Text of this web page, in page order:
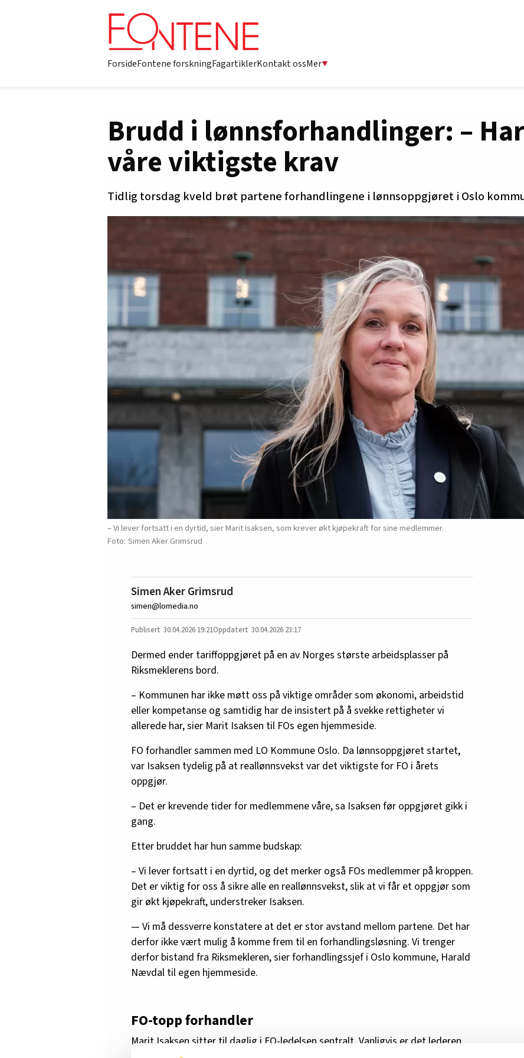
ForsideFontene forskningFagartiklerKontakt ossMer
Brudd i lønnsforhandlinger: –
våre viktigste krav
Tidlig torsdag kveld brøt partene forhandlingene i lønnsoppgjøret i Oslo
– Vi lever fortsatt i en dyrtid, sier Marit Isaksen, som krever økt kjøpekraft for sine medlemmer.
Simen Aker Grimsrud
Simen Aker Grimsrud
simen@lomedia.no
30.04.2026 19:21 30.04.2026 23:17
Dermed ender tariffoppgjøret på en av Norges største arbeidsplasser på
Riksmeklerens bord.
– Kommunen har ikke møtt oss på viktige områder som økonomi, arbeidstid
eller kompetanse og samtidig har de insistert på å svekke rettigheter vi
allerede har, sier Marit Isaksen til FOs egen hjemmeside.
FO forhandler sammen med LO Kommune Oslo. Da lønnsoppgjøret startet,
var Isaksen tydelig på at reallønnsvekst var det viktigste for FO i årets
oppgjør.
– Det er krevende tider for medlemmene våre, sa Isaksen før oppgjøret gikk i
gang.
Etter bruddet har hun samme budskap:
– Vi lever fortsatt i en dyrtid, og det merker også FOs medlemmer på kroppen.
Det er viktig for oss å sikre alle en reallønnsvekst, slik at vi får et oppgjør som
gir økt kjøpekraft, understreker Isaksen.
— Vi må dessverre konstatere at det er stor avstand mellom partene. Det har
derfor ikke vært mulig å komme frem til en forhandlingsløsning. Vi trenger
derfor bistand fra Riksmekleren, sier forhandlingssjef i Oslo kommune, Harald
Nævdal til egen hjemmeside.
FO-topp forhandler
Marit Isaksen sitter til daglig i FO-ledelsen sentralt. Vanligvis er det lederen